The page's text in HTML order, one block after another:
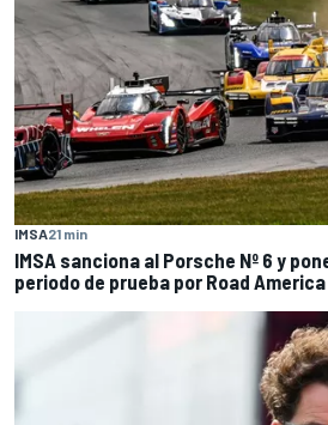
IMSA21 min
IMSA sanciona al Porsche Nº 6 y
periodo de prueba por Road America